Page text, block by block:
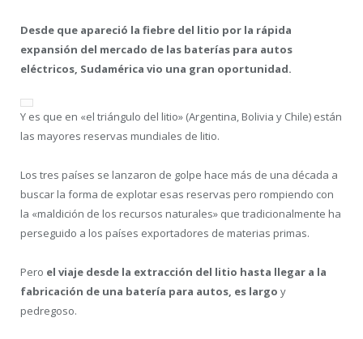
Desde que apareció la fiebre del litio por la rápida
expansión del mercado de las baterías para autos
eléctricos, Sudamérica vio una gran oportunidad.
Y es que en «el triángulo del litio» (Argentina, Bolivia y Chile) están
las mayores reservas mundiales de litio.
Los tres países se lanzaron de golpe hace más de una década a
buscar la forma de explotar esas reservas pero rompiendo con
la «maldición de los recursos naturales» que tradicionalmente ha
perseguido a los países exportadores de materias primas.
Pero el viaje desde la extracción del litio hasta llegar a la
fabricación de una batería para autos, es largo y
pedregoso.